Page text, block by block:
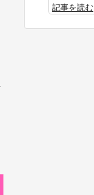
記事を読む